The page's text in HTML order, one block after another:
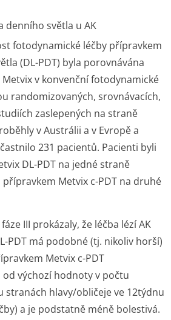
denního světla u AK
fotodynamické léčby přípravkem
(DL-PDT) byla porovnávána
v konvenční fotodynamické
randomizovaných, srovnávacích,
zaslepených na straně
v Austrálii a v Evropě a
231 pacientů. Pacienti byli
DL-PDT na jedné straně
Metvix c-PDT na druhé
III prokázaly, že léčba lézí AK
PDT má podobné (tj. nikoliv horší)
Metvix c-PDT
výchozí hodnoty v počtu
stranách hlavy/obličeje ve 12týdnu
a je podstatně méně bolestivá.